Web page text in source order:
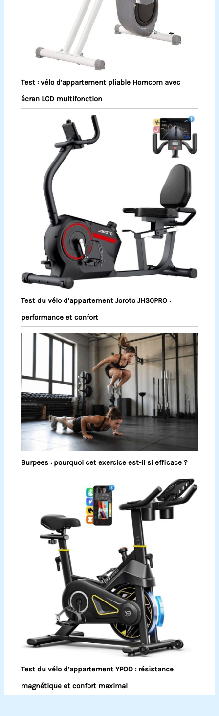
Test : vélo d’appartement pliable Homcom avec
écran LCD multifonction
Test du vélo d’appartement Joroto JH30PRO :
performance et confort
Burpees : pourquoi cet exercice est-il si efficace ?
Test du vélo d’appartement YPOO : résistance
magnétique et confort maximal